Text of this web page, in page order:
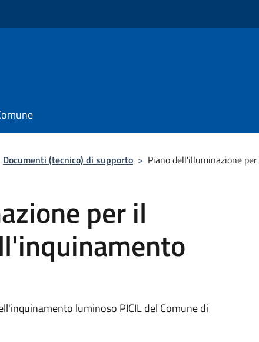
Documenti (tecnico) di supporto > Piano dell'illuminazione
per il
luminoso PICIL del Comune di